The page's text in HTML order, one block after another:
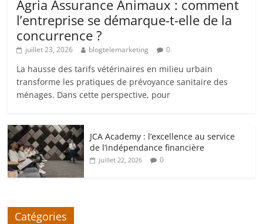
Agria Assurance Animaux : comment
l’entreprise se démarque-t-elle de la
concurrence ?
juillet 23, 2026 blogtelemarketing 0
La hausse des tarifs vétérinaires en milieu urbain
transforme les pratiques de prévoyance sanitaire des
ménages. Dans cette perspective, pour
JCA Academy : l’excellence au service
de l’indépendance financière
juillet 22, 2026 0
Catégories